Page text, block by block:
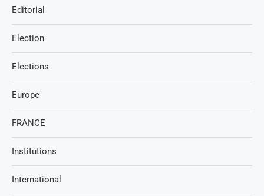
Editorial
Election
Elections
Europe
FRANCE
Institutions
International